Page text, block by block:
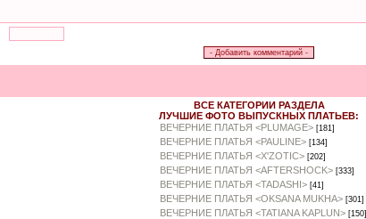
ВСЕ КАТЕГОРИИ РАЗДЕЛА
ЛУЧШИЕ ФОТО ВЫПУСКНЫХ ПЛАТЬЕВ:
ВЕЧЕРНИЕ ПЛАТЬЯ <PLUMAGE> [181]
ВЕЧЕРНИЕ ПЛАТЬЯ <PAULINE> [134]
ВЕЧЕРНИЕ ПЛАТЬЯ <X'ZOTIC> [202]
ВЕЧЕРНИЕ ПЛАТЬЯ <AFTERSHOCK> [333]
ВЕЧЕРНИЕ ПЛАТЬЯ <TADASHI> [41]
ВЕЧЕРНИЕ ПЛАТЬЯ <OKSANA MUKHA> [301]
ВЕЧЕРНИЕ ПЛАТЬЯ <TATIANA KAPLUN> [150]